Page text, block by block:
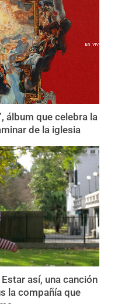
álbum que celebra la
de la iglesia
así, una canción
la compañía que